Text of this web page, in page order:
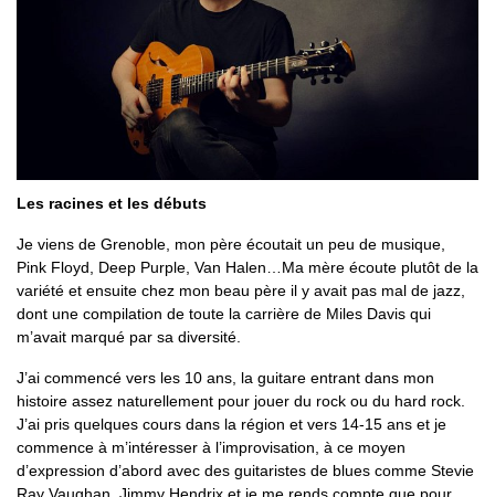
Les racines et les débuts
Je viens de Grenoble, mon père écoutait un peu de musique,
Pink Floyd, Deep Purple, Van Halen…Ma mère écoute plutôt de la
variété et ensuite chez mon beau père il y avait pas mal de jazz,
dont une compilation de toute la carrière de Miles Davis qui
m’avait marqué par sa diversité.
J’ai commencé vers les 10 ans, la guitare entrant dans mon
histoire assez naturellement pour jouer du rock ou du hard rock.
J’ai pris quelques cours dans la région et vers 14-15 ans et je
commence à m’intéresser à l’improvisation, à ce moyen
d’expression d’abord avec des guitaristes de blues comme Stevie